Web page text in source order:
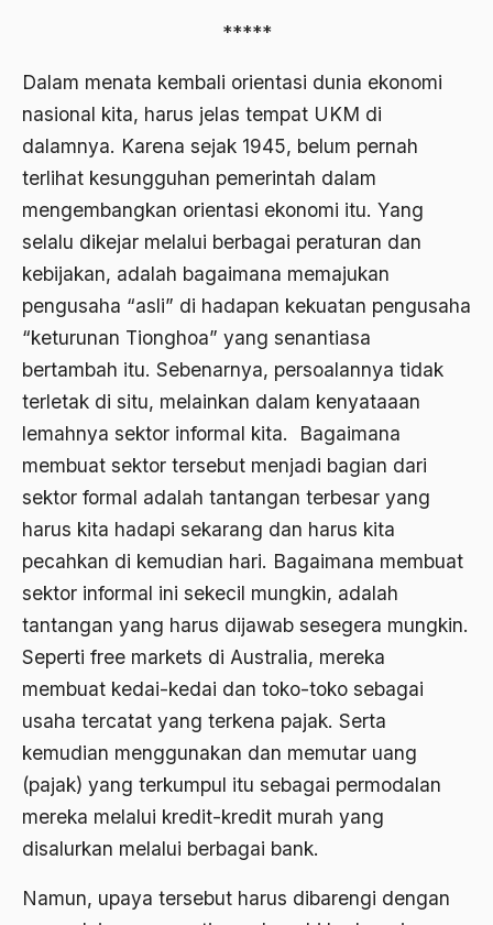
*****
Dalam menata kembali orientasi dunia ekonomi
nasional kita, harus jelas tempat UKM di
dalamnya. Karena sejak 1945, belum pernah
terlihat kesungguhan pemerintah dalam
mengembangkan orientasi ekonomi itu. Yang
selalu dikejar melalui berbagai peraturan dan
kebijakan, adalah bagaimana memajukan
pengusaha “asli” di hadapan kekuatan pengusaha
“keturunan Tionghoa” yang senantiasa
bertambah itu. Sebenarnya, persoalannya tidak
terletak di situ, melainkan dalam kenyataaan
lemahnya sektor informal kita. Bagaimana
membuat sektor tersebut menjadi bagian dari
sektor formal adalah tantangan terbesar yang
harus kita hadapi sekarang dan harus kita
pecahkan di kemudian hari. Bagaimana membuat
sektor informal ini sekecil mungkin, adalah
tantangan yang harus dijawab sesegera mungkin.
Seperti free markets di Australia, mereka
membuat kedai-kedai dan toko-toko sebagai
usaha tercatat yang terkena pajak. Serta
kemudian menggunakan dan memutar uang
(pajak) yang terkumpul itu sebagai permodalan
mereka melalui kredit-kredit murah yang
disalurkan melalui berbagai bank.
Namun, upaya tersebut harus dibarengi dengan
Akidah
Aktivis
Aktivis Muda
akulturasi
akulturasi budaya
al qaeda
Al-Azhar
Al-Ikhwanu Al-Muslimun
Al-Ikhwanul Muslimin
al-Khalil Ibnu Ahmad al-Farahidi
Al-Maududi
Al-qua'an dan Hadist
al-quran
Alexander Solzhenitsyin
Ali Khomeini
Ali Murtopo
Ali Shariati
Ali Syahbana